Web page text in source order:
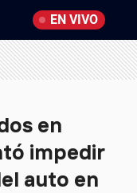
EN VIVO
en
impedir
auto en